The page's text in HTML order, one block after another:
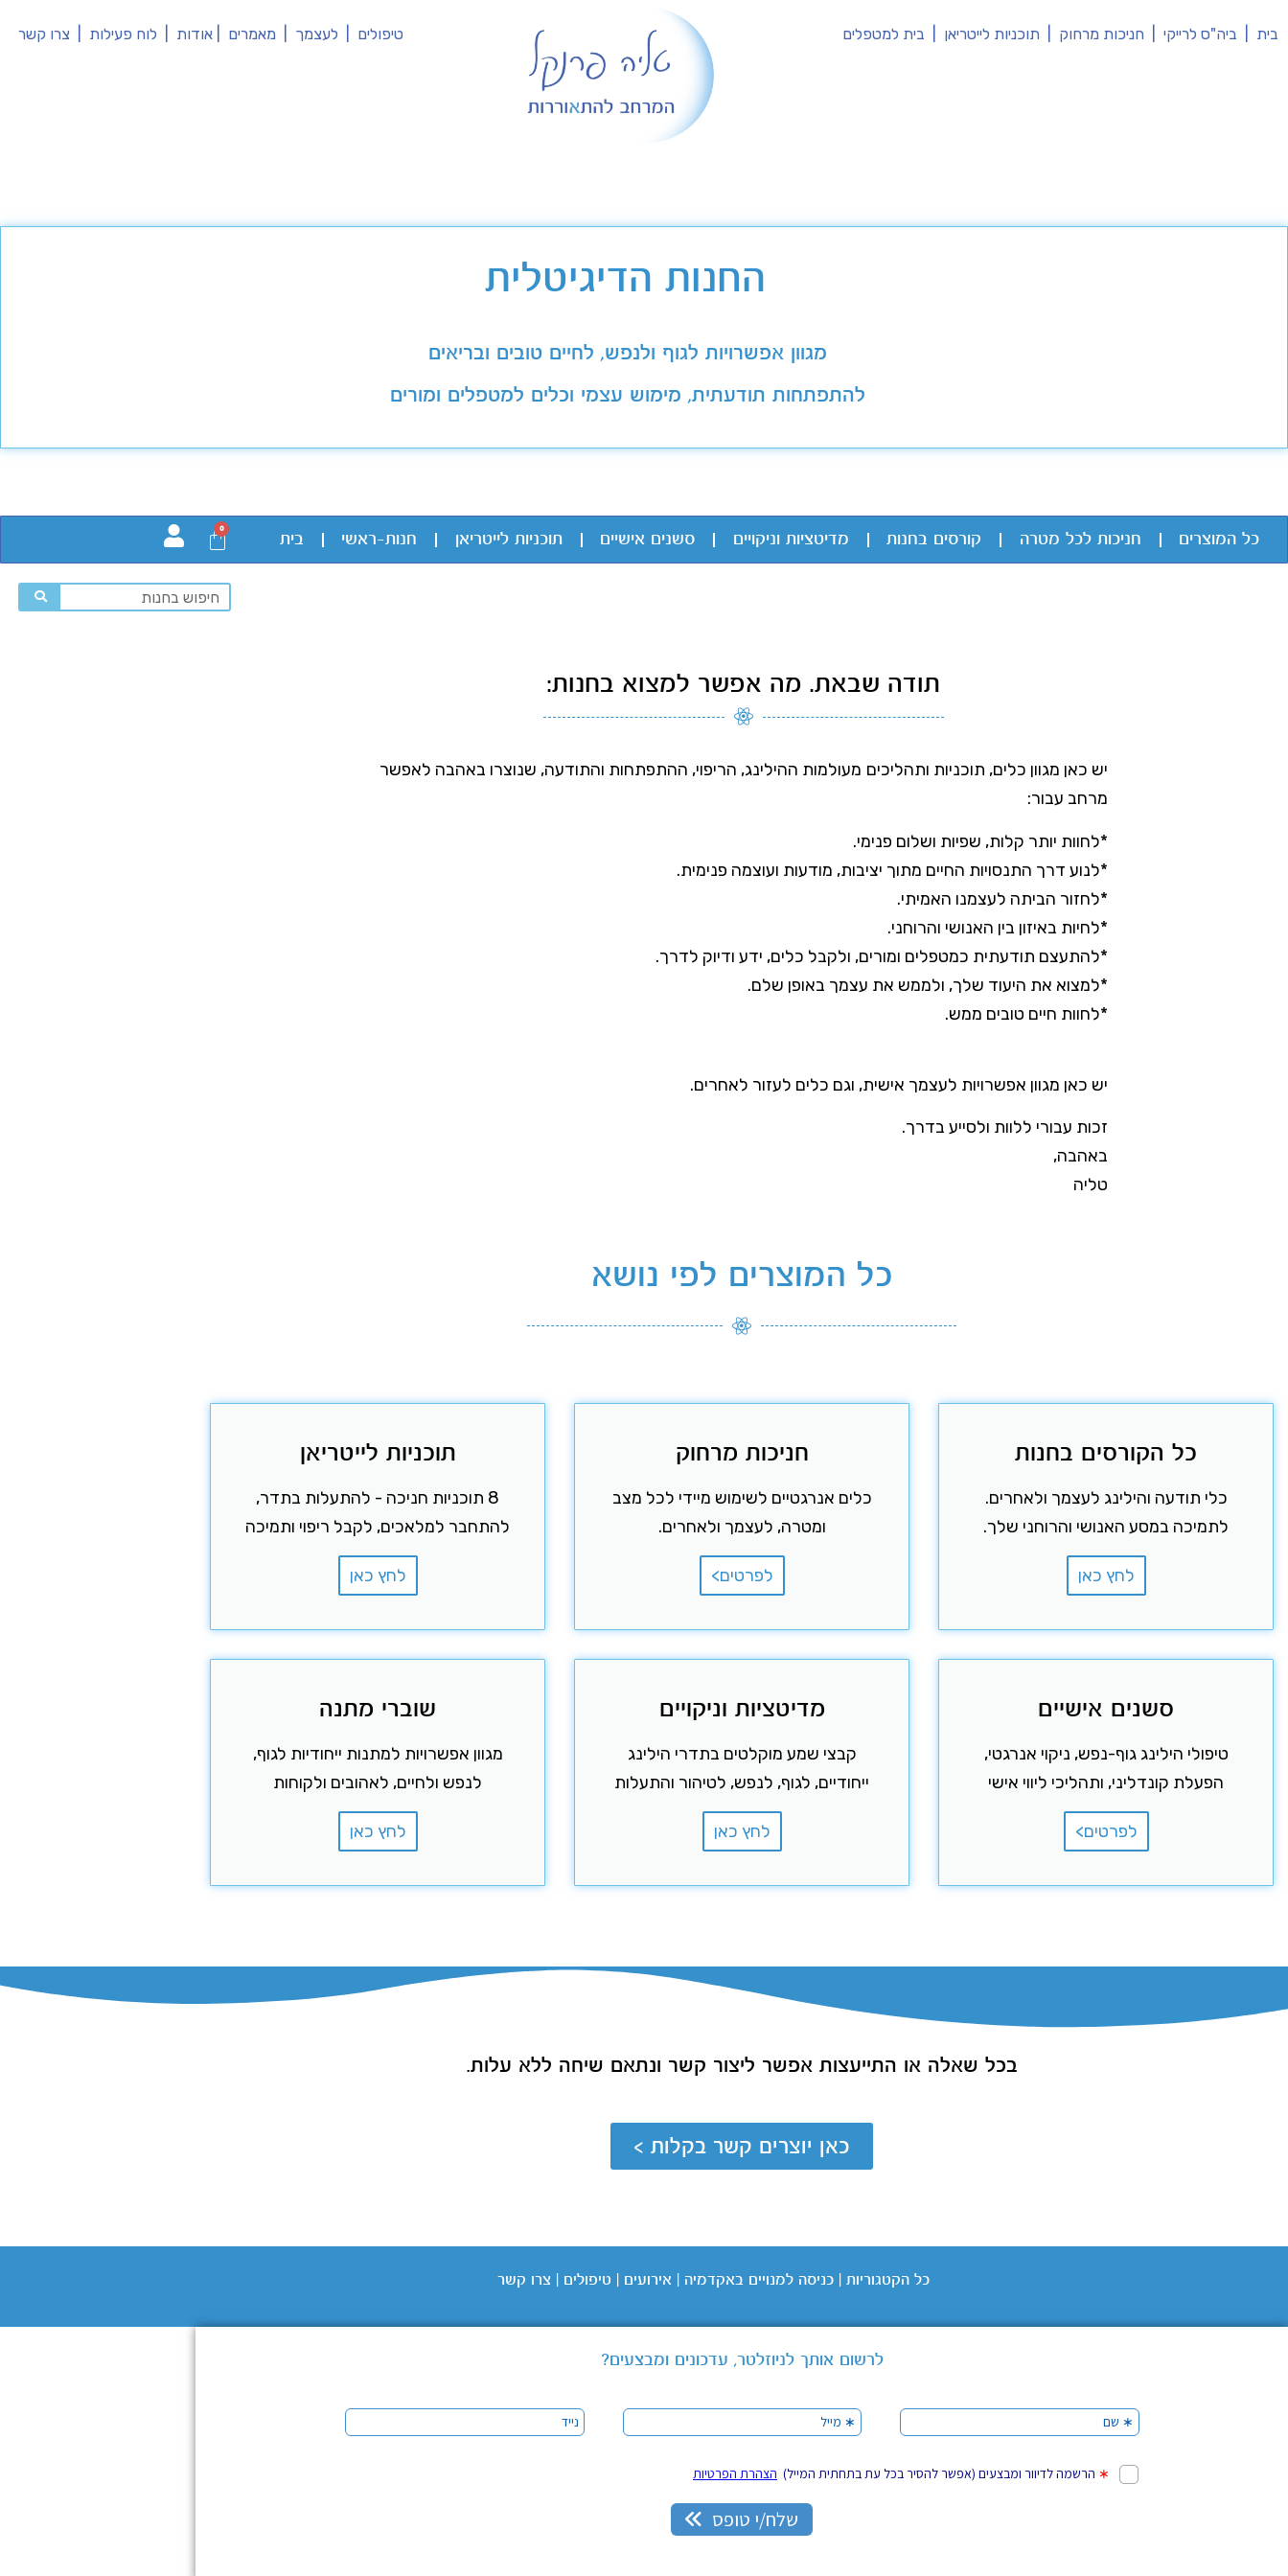
בית ביה"ס לרייקי חניכות מרחוק תוכניות לייטריאן בית למטפלים טיפולים לעצמך מאמרים |אודות לוח פעילות צרו קשר
החנות הדיגיטלית
מגוון אפשרויות לגוף ולנפש, לחיים טובים ובריאים
להתפתחות תודעתית, מימוש עצמי וכלים למטפלים ומורים
כל המוצרים חניכות לכל מטרה קורסים בחנות מדיטציות וניקויים סשנים אישיים תוכניות לייטריאן חנות-ראשי בית
0
תודה שבאת. מה אפשר למצוא בחנות:
יש כאן מגוון כלים, תוכניות ותהליכים מעולמות ההילינג, הריפוי, ההתפתחות והתודעה, שנוצרו באהבה לאפשר
מרחב עבור:
*לחוות יותר קלות, שפיות ושלום פנימי.
*לנוע דרך התנסויות החיים מתוך יציבות, מודעות ועוצמה פנימית.
*לחזור הביתה לעצמנו האמיתי.
*לחיות באיזון בין האנושי והרוחני.
*להתעצם תודעתית כמטפלים ומורים, ולקבל כלים, ידע ודיוק לדרך.
*למצוא את היעוד שלך, ולממש את עצמך באופן שלם.
*לחוות חיים טובים ממש.
יש כאן מגוון אפשרויות לעצמך אישית, וגם כלים לעזור לאחרים.
זכות עבורי ללוות ולסייע בדרך.
באהבה,
טליה
כל המוצרים לפי נושא
כל הקורסים בחנות
כלי תודעה והילינג לעצמך ולאחרים.
לתמיכה במסע האנושי והרוחני שלך.
לחץ כאן
חניכות מרחוק
כלים אנרגטיים לשימוש מיידי לכל מצב
ומטרה, לעצמך ולאחרים.
לפרטים>
תוכניות לייטריאן
8 תוכניות חניכה - להתעלות בתדר,
להתחבר למלאכים, לקבל ריפוי ותמיכה
לחץ כאן
סשנים אישיים
טיפולי הילינג גוף-נפש, ניקוי אנרגטי,
הפעלת קונדליני, ותהליכי ליווי אישי
לפרטים>
מדיטציות וניקויים
קבצי שמע מוקלטים בתדרי הילינג
ייחודיים, לגוף, לנפש, לטיהור והתעלות
לחץ כאן
שוברי מתנה
מגוון אפשרויות למתנות ייחודיות לגוף,
לנפש ולחיים, לאהובים ולקוחות
לחץ כאן
בכל שאלה או התייעצותאפשר ליצור קשר ונתאם שיחה ללא עלות.
כאן יוצרים קשר בקלות >
כל הקטגוריות |כניסהלמנויים באקדמיה |אירועים | טיפולים | צרו קשר
לרשום אותך לניוזלטר, עדכונים ומבצעים?